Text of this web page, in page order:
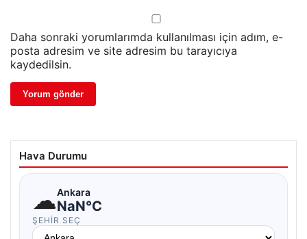
Daha sonraki yorumlarımda kullanılması için adım, e-
posta adresim ve site adresim bu tarayıcıya
kaydedilsin.
Hava Durumu
☁Ankara
NaN°C
ŞEHIR SEÇ